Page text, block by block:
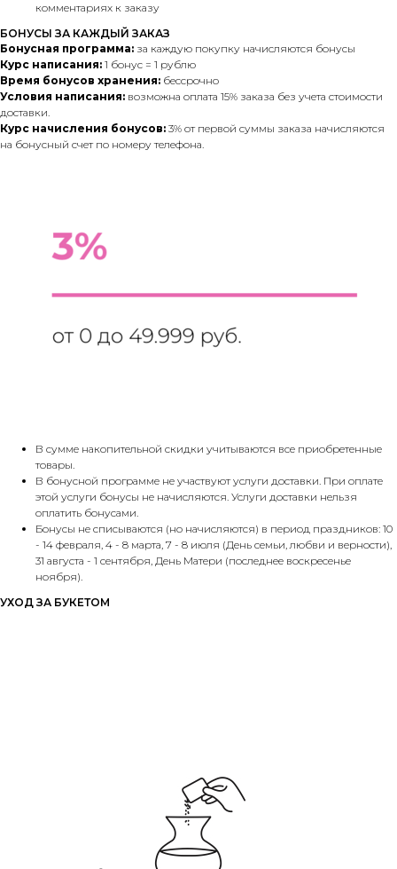
комментариях к заказу
БОНУСЫ ЗА КАЖДЫЙ ЗАКАЗ
Бонусная программа: за каждую покупку начисляются бонусы
Курс написания: 1 бонус = 1 рублю
Время бонусов хранения: бессрочно
Условия написания: возможна оплата 15% заказа без учета стоимости
доставки.
Курс начисления бонусов: 3% от первой суммы заказа начисляются
на бонусный счет по номеру телефона.
В сумме накопительной скидки учитываются все приобретенные
товары.
В бонусной программе не участвуют услуги доставки. При оплате
этой услуги бонусы не начисляются. Услуги доставки нельзя
оплатить бонусами.
Бонусы не списываются (но начисляются) в период праздников: 10
- 14 февраля, 4 - 8 марта, 7 - 8 июля (День семьи, любви и верности),
31 августа - 1 сентября, День Матери (последнее воскресенье
ноября).
УХОД ЗА БУКЕТОМ